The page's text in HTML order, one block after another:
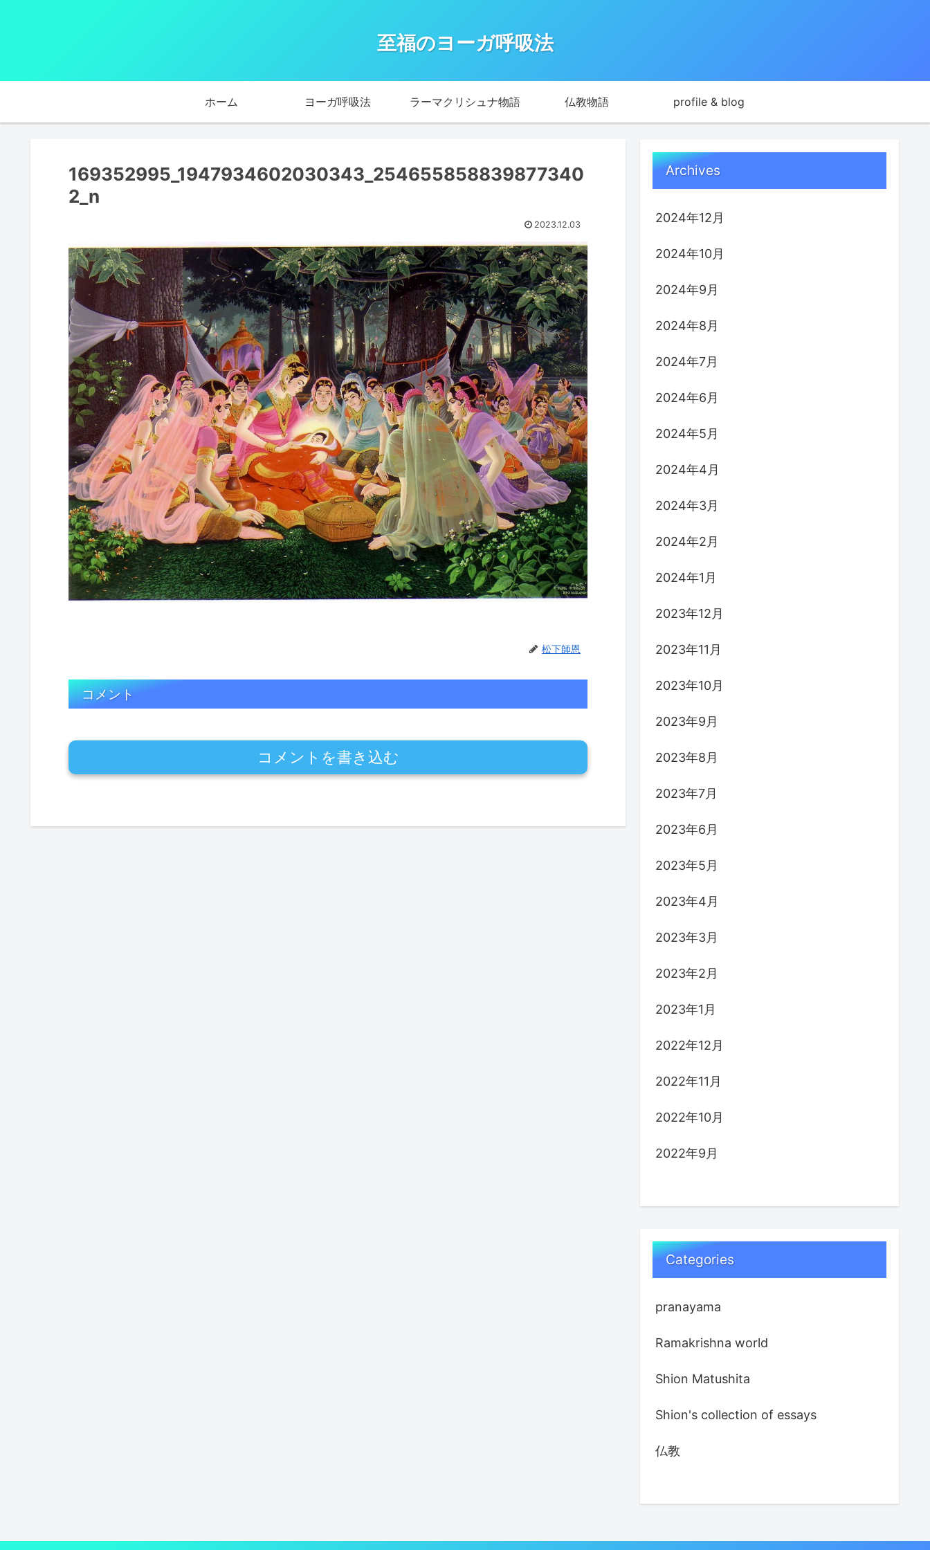
至福のヨーガ呼吸法
ホーム ヨーガ呼吸法 ラーマクリシュナ物語 仏教物語 profile & blog
169352995_1947934602030343_254655858839877340
2_n
2023.12.03
松下師恩
コメント
コメントを書き込む
Archives
2024年12月
2024年10月
2024年9月
2024年8月
2024年7月
2024年6月
2024年5月
2024年4月
2024年3月
2024年2月
2024年1月
2023年12月
2023年11月
2023年10月
2023年9月
2023年8月
2023年7月
2023年6月
2023年5月
2023年4月
2023年3月
2023年2月
2023年1月
2022年12月
2022年11月
2022年10月
2022年9月
Categories
pranayama
Ramakrishna world
Shion Matushita
Shion's collection of essays
仏教